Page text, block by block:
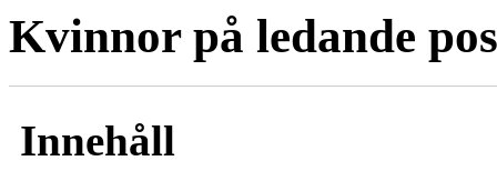
Kvinnor på ledande
Innehåll